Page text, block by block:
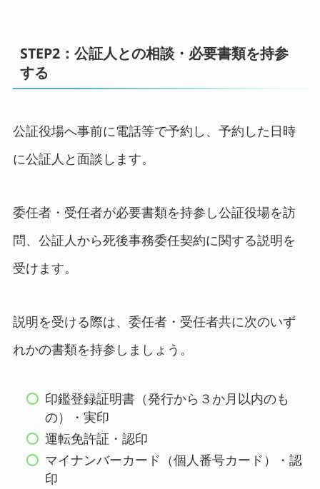
STEP2：公証人との相談・必要書類を持参
する
公証役場へ事前に電話等で予約し、予約した日時
に公証人と面談します。
委任者・受任者が必要書類を持参し公証役場を訪
問、公証人から死後事務委任契約に関する説明を
受けます。
説明を受ける際は、委任者・受任者共に次のいず
れかの書類を持参しましょう。
印鑑登録証明書（発行から３か月以内のも
の）・実印
運転免許証・認印
マイナンバーカード（個人番号カード）・認
印